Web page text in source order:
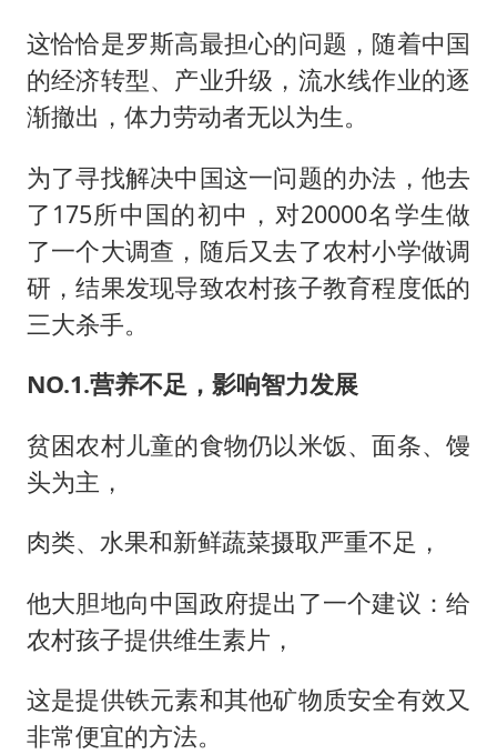
这恰恰是罗斯高最担心的问题，随着中国
的经济转型、产业升级，流水线作业的逐
渐撤出，体力劳动者无以为生。
为了寻找解决中国这一问题的办法，他去
了175所中国的初中，对20000名学生做
了一个大调查，随后又去了农村小学做调
研，结果发现导致农村孩子教育程度低的
三大杀手。
NO.1.营养不足，影响智力发展
贫困农村儿童的食物仍以米饭、面条、馒
头为主，
肉类、水果和新鲜蔬菜摄取严重不足，
他大胆地向中国政府提出了一个建议：给
农村孩子提供维生素片，
这是提供铁元素和其他矿物质安全有效又
非常便宜的方法。